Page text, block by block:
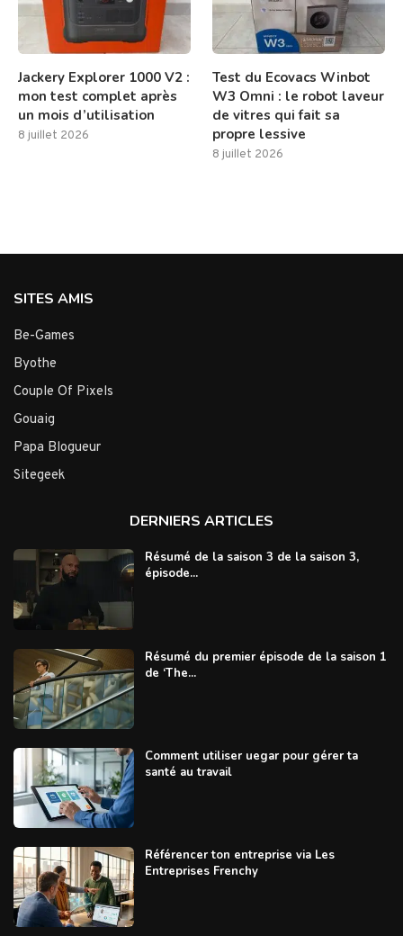
Jackery Explorer 1000 V2 :
mon test complet après
un mois d’utilisation
8 juillet 2026
Test du Ecovacs Winbot
W3 Omni : le robot laveur
de vitres qui fait sa
propre lessive
8 juillet 2026
SITES AMIS
Be-Games
Byothe
Couple Of Pixels
Gouaig
Papa Blogueur
Sitegeek
DERNIERS ARTICLES
Résumé de la saison 3 de la saison 3,
épisode...
Résumé du premier épisode de la saison 1
de ‘The...
Comment utiliser uegar pour gérer ta
santé au travail
Référencer ton entreprise via Les
Entreprises Frenchy